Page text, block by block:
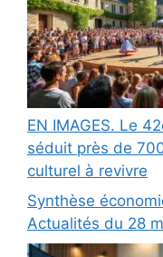
EN IMAGES. Le
séduit près de
culturel à revivre
Synthèse
Actualités du 28